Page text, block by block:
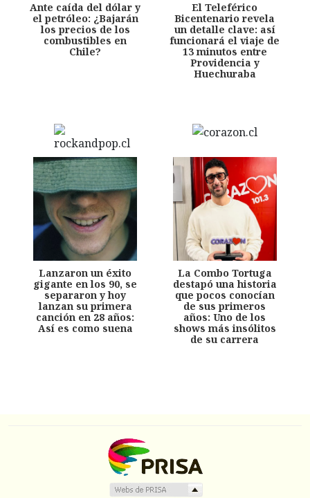
Ante caída del dólar y
el petróleo: ¿Bajarán
los precios de los
combustibles en
Chile?
El Teleférico
Bicentenario revela
un detalle clave: así
funcionará el viaje de
13 minutos entre
Providencia y
Huechuraba
Lanzaron un éxito
gigante en los 90, se
separaron y hoy
lanzan su primera
canción en 28 años:
Así es como suena
La Combo Tortuga
destapó una historia
que pocos conocían
de sus primeros
años: Uno de los
shows más insólitos
de su carrera